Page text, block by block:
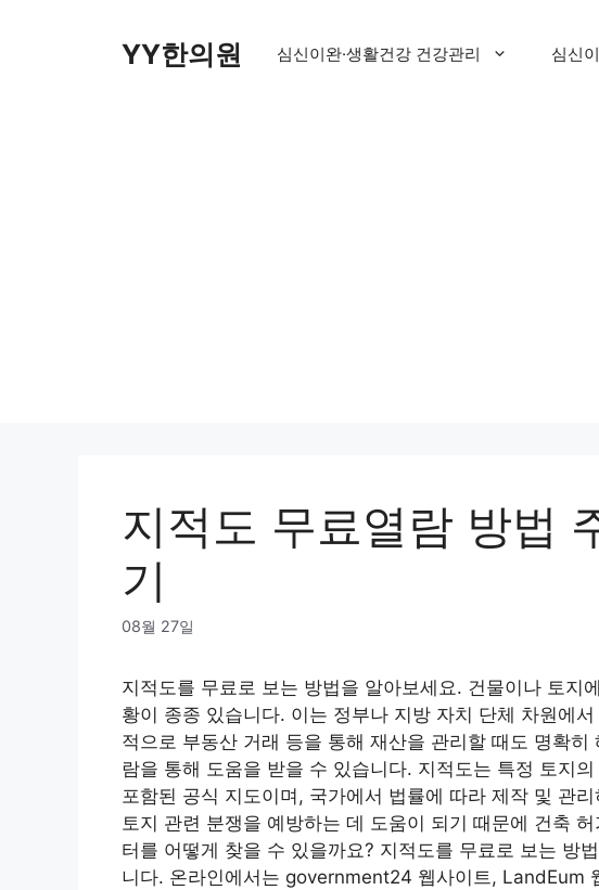
YY한의원 심신이완·생활건강 건강관리 심신
지적도 무료열람 방법
기
08월 27일
지적도를 무료로 보는 방법을 알아보세요. 건물이나 토지
황이 종종 있습니다. 이는 정부나 지방 자치 단체 차원에
적으로 부동산 거래 등을 통해 재산을 관리할 때도 명확
람을 통해 도움을 받을 수 있습니다. 지적도는 특정 토지
포함된 공식 지도이며, 국가에서 법률에 따라 제작 및 관
토지 관련 분쟁을 예방하는 데 도움이 되기 때문에 건축
터를 어떻게 찾을 수 있을까요? 지적도를 무료로 보는 방
니다. 온라인에서는 government24 웹사이트, LandEum